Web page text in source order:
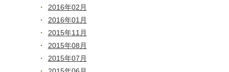
2016年02月
2016年01月
2015年11月
2015年08月
2015年07月